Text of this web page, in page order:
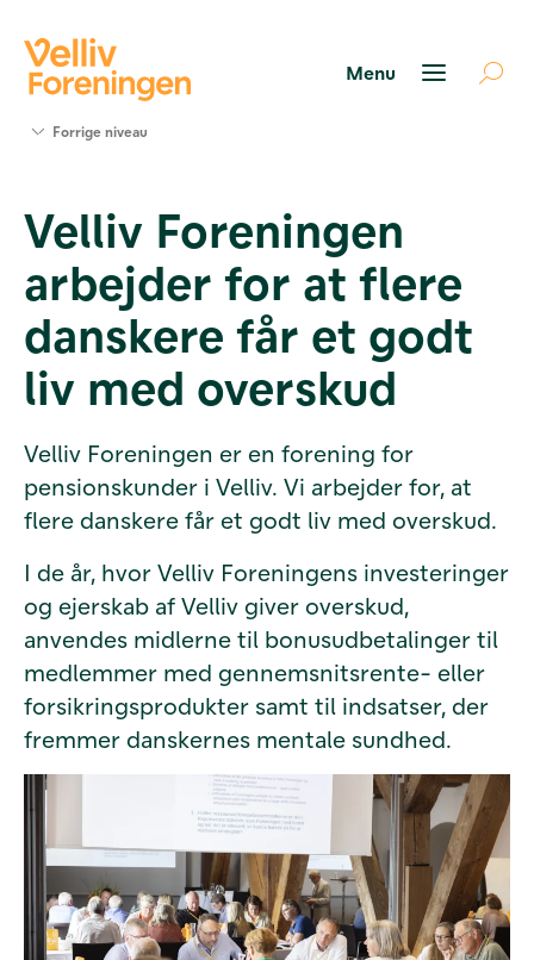
Værktøjer
og viden
Om Velliv
Foreningen
Kontakt
os
Forrige niveau
Velliv Foreningen
arbejder for at flere
danskere får et godt
liv med overskud
Velliv Foreningen er en forening for
pensionskunder i Velliv. Vi arbejder for, at
flere danskere får et godt liv med overskud.
I de år, hvor Velliv Foreningens investeringer
og ejerskab af Velliv giver overskud,
anvendes midlerne til bonusudbetalinger til
medlemmer med gennemsnitsrente- eller
forsikringsprodukter samt til indsatser, der
fremmer danskernes mentale sundhed.